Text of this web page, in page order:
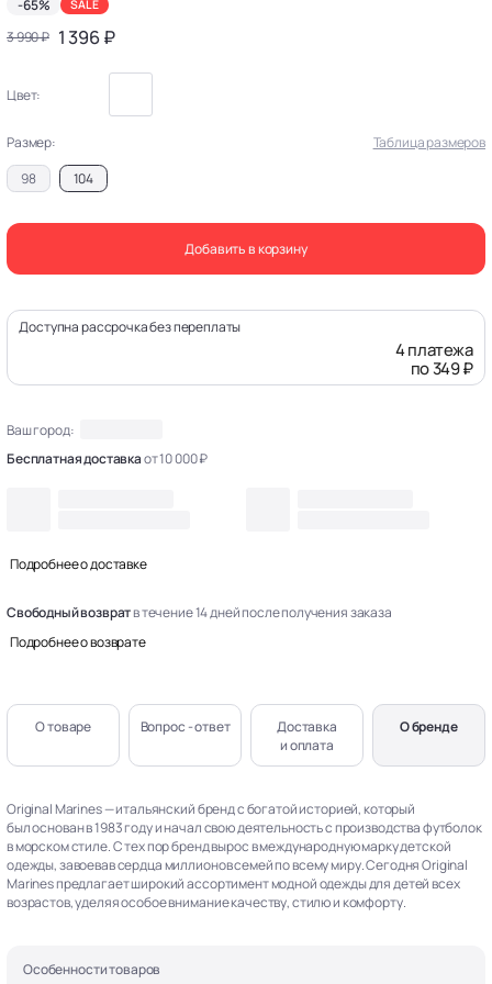
-65% SALE
3 990 ₽ 1 396 ₽
Цвет:
Размер:
Таблица размеров
98
104
Добавить в корзину
Доступна рассрочка без переплаты
4 платежа
по 349 ₽
Ваш город:
Бесплатная доставкаот 10 000 ₽
Подробнее о доставке
Свободный возвратв течение 14 дней после получения заказа
Подробнее о возврате
О товаре Вопрос - ответ
Доставка
и оплата
О бренде
Original Marines — итальянский бренд с богатой историей, который
был основан в 1983 году и начал свою деятельность с производства футболок
в морском стиле. С тех пор бренд вырос в международную марку детской
одежды, завоевав сердца миллионов семей по всему миру. Сегодня Original
Marines предлагает широкий ассортимент модной одежды для детей всех
возрастов, уделяя особое внимание качеству, стилю и комфорту.
Особенности товаров